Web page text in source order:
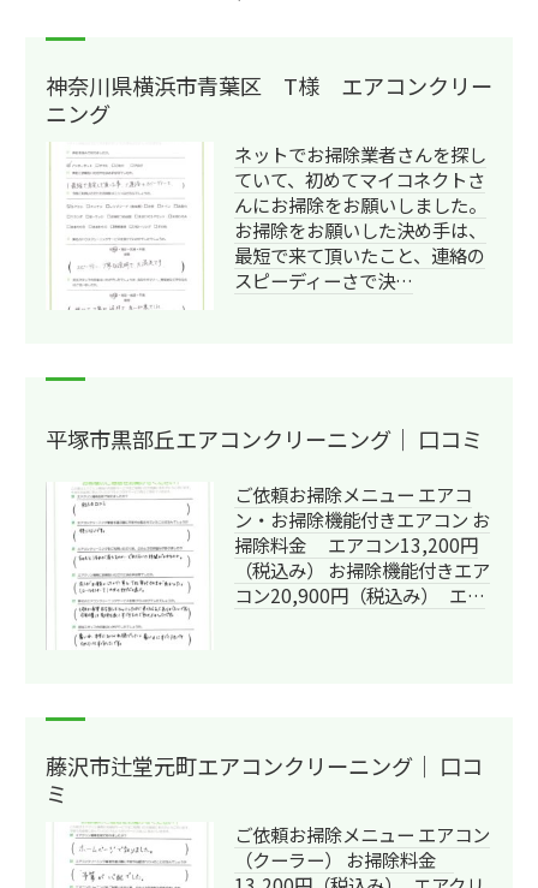
神奈川県横浜市青葉区 T様 エアコンクリー
ニング
ネットでお掃除業者さんを探し
ていて、初めてマイコネクトさ
んにお掃除をお願いしました。
お掃除をお願いした決め手は、
最短で来て頂いたこと、連絡の
スピーディーさで決…
平塚市黒部丘エアコンクリーニング｜ 口コミ
ご依頼お掃除メニュー エアコ
ン・お掃除機能付きエアコン お
掃除料金 エアコン13,200円
（税込み） お掃除機能付きエア
コン20,900円（税込み） エ…
藤沢市辻堂元町エアコンクリーニング｜ 口コ
ミ
ご依頼お掃除メニュー エアコン
（クーラー） お掃除料金